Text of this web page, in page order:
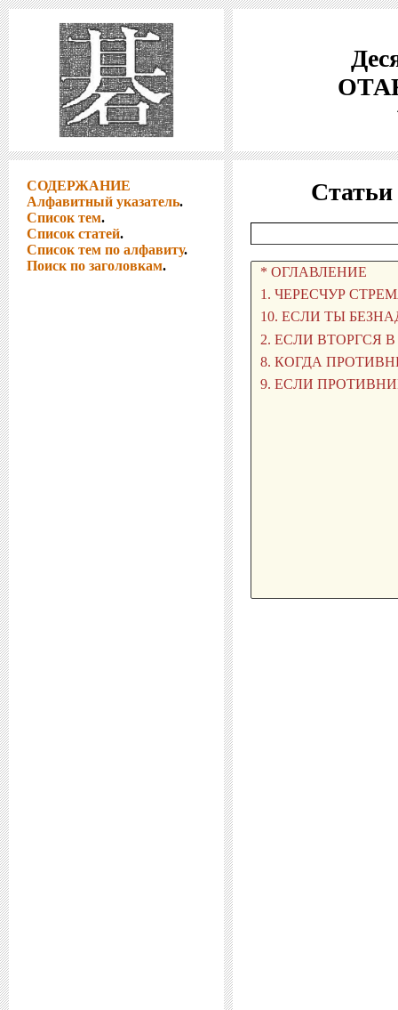
СОДЕРЖАНИЕ
Алфавитный указатель.
Список тем.
Список статей.
Список тем по алфавиту.
Поиск по заголовкам.